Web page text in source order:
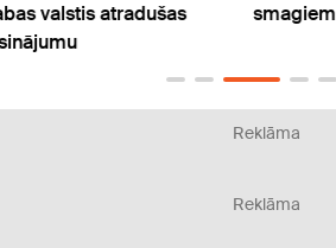
smagiem noziegumiem Kārsavā
Reklāma
Reklāma